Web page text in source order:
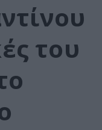
του